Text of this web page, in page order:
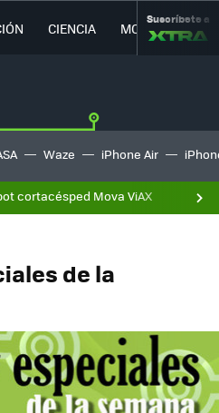
CIENCIA MOVILIDAD
Suscríbete a
Waze iPhone Air
cortacésped Mova ViAX
de la